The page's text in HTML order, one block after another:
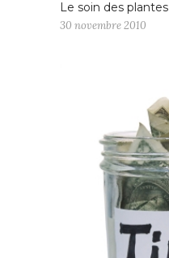
Le soin des plantes
30 novembre 2010